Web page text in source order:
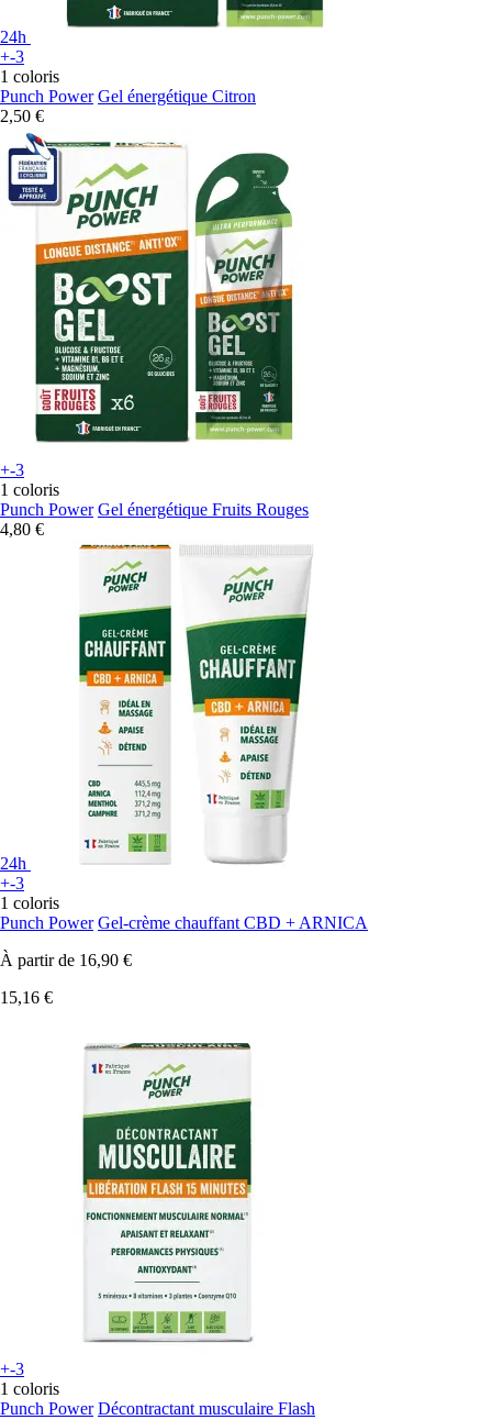
24h
+-3
1 coloris
Punch Power Gel énergétique Citron
2,50 €
+-3
1 coloris
Punch Power Gel énergétique Fruits Rouges
4,80 €
24h
+-3
1 coloris
Punch Power Gel-crème chauffant CBD + ARNICA
À partir de 16,90 €
15,16 €
+-3
1 coloris
Punch Power Décontractant musculaire Flash